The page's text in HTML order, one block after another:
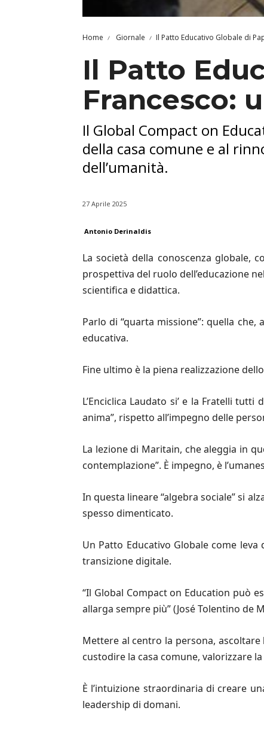
Home Giornale Il Patto Educativo Globale di
Il Patto
Francesco:
Il Global Compact on
della casa comune e al
dell’umanità.
27 Aprile 2025
Antonio Derinaldis
La società della conoscenza globale,
prospettiva del ruolo dell’educazione
scientifica e didattica.
Parlo di “quarta missione”: quella
educativa.
Fine ultimo è la piena realizzazione
L’Enciclica Laudato si’ e la Fratelli
anima”, rispetto all’impegno delle
La lezione di Maritain, che aleggia in
contemplazione”. È impegno, è
In questa lineare “algebra sociale” si
spesso dimenticato.
Un Patto Educativo Globale come
transizione digitale.
“Il Global Compact on Education può
allarga sempre più” (José Tolentino de
Mettere al centro la persona, ascoltare
custodire la casa comune, valorizzare
È l’intuizione straordinaria di creare
leadership di domani.